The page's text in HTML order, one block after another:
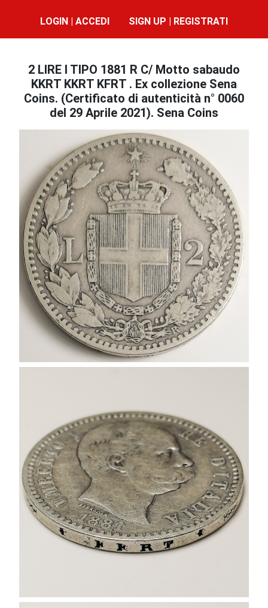
LOGIN | ACCEDI SIGN UP | REGISTRATI
2 LIRE I TIPO 1881 R C/ Motto sabaudo
KKRT KKRT KFRT . Ex collezione Sena
Coins. (Certificato di autenticità n° 0060
del 29 Aprile 2021). Sena Coins